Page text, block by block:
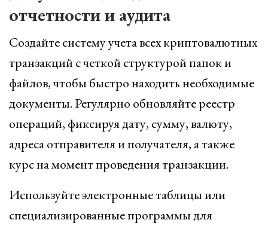
отчетности и аудита
Создайте систему учета всех криптовалютных
транзакций с четкой структурой папок и
файлов, чтобы быстро находить необходимые
документы. Регулярно обновляйте реестр
операций, фиксируя дату, сумму, валюту,
адреса отправителя и получателя, а также
курс на момент проведения транзакции.
Используйте электронные таблицы или
специализированные программы для